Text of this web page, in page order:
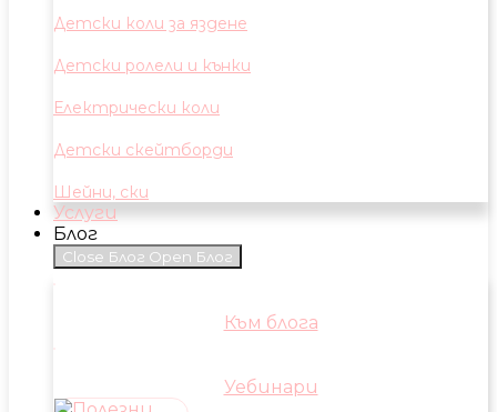
Детски коли за яздене
Детски ролели и кънки
Електрически коли
Детски скейтборди
Шейни, ски
Услуги
Блог
Close Блог Open Блог
Към блога
Уебинари